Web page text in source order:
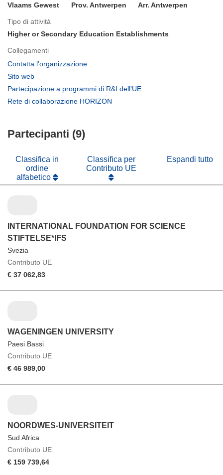
Vlaams Gewest
Prov. Antwerpen Arr. Antwerpen
Tipo di attività
Higher or Secondary Education Establishments
Collegamenti
Contatta l’organizzazione
nuova
Sito web
apre
finestra)
Partecipazione a programmi di R&I dell'UE
Rete di collaborazione HORIZON
Partecipanti (9)
Classifica in
ordine
alfabetico
Classifica per
Contributo UE
Espandi tutto
INTERNATIONAL FOUNDATION FOR SCIENCE
STIFTELSE*IFS
Svezia
Contributo UE
€ 37 062,83
WAGENINGEN UNIVERSITY
Paesi Bassi
Contributo UE
€ 46 989,00
NOORDWES-UNIVERSITEIT
Sud Africa
Contributo UE
€ 159 739,64